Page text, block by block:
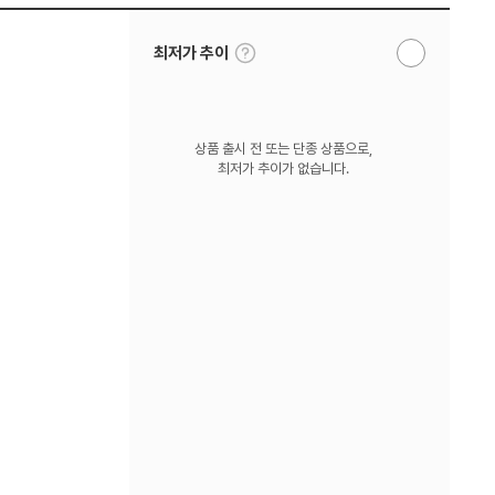
최저가 추이
툴
팁
알
상품 출시 전 또는 단종 상품으로,
최저가 추이가 없습니다.